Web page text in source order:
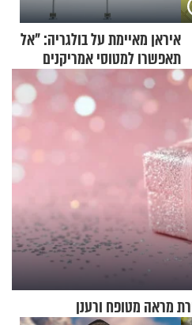
איראן מאיימת על בולגריה: "אל
תאפשרו למטוסי אמריקנים
להמריא מהשטח שלכם"